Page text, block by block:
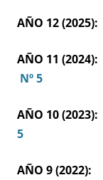
AÑO 12 (2025):
AÑO 11 (2024):
Nº 5
AÑO 10 (2023):
5
AÑO 9 (2022):